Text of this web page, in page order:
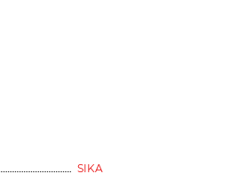
SIKA